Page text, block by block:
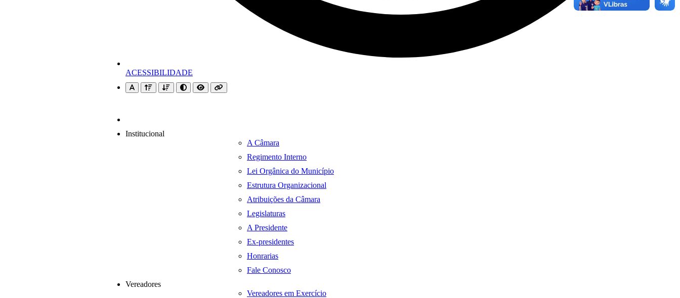
ACESSIBILIDADE
Institucional
A Câmara
Regimento Interno
Lei Orgânica do Município
Estrutura Organizacional
Atribuições da Câmara
Legislaturas
A Presidente
Ex-presidentes
Honrarias
Fale Conosco
Vereadores
Vereadores em Exercício